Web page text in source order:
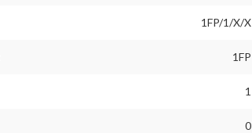
1FP/1/X/X
1FP
1
0